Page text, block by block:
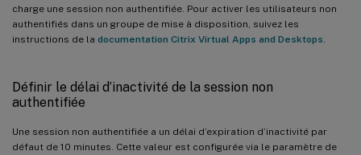
charge une session non authentifiée. Pour activer les utilisateurs non
authentifiés dans un groupe de mise à disposition, suivez les
instructions de la documentation Citrix Virtual Apps and Desktops
Définir le délai d’inactivité de la session non
authentifiée
Une session non authentifiée a un délai d’expiration d’inactivité par
défaut de 10 minutes. Cette valeur est configurée via le paramètre de